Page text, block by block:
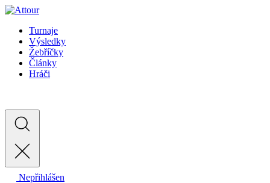
Turnaje
Výsledky
Žebříčky
Články
Hráči
Nepřihlášen